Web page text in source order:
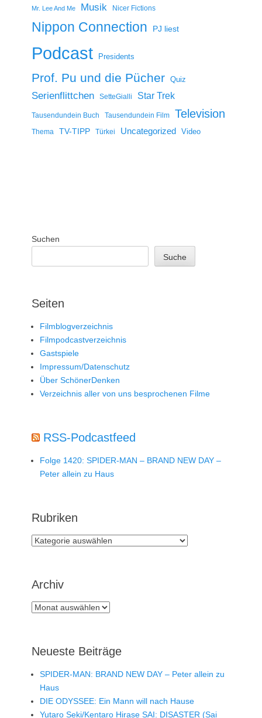
Mr. Lee And Me Musik Nicer Fictions
Nippon Connection PJ liest
Podcast Presidents
Prof. Pu und die Pücher Quiz
Serienflittchen SetteGialli Star Trek
Tausendundein Buch Tausendundein Film Television
Thema TV-TIPP Türkei Uncategorized Video
Suchen
Suche
Seiten
Filmblogverzeichnis
Filmpodcastverzeichnis
Gastspiele
Impressum/Datenschutz
Über SchönerDenken
Verzeichnis aller von uns besprochenen Filme
RSS-Podcastfeed
Folge 1420: SPIDER-MAN – BRAND NEW DAY –
Peter allein zu Haus
Rubriken
Rubriken
Archiv
Archiv
Neueste Beiträge
SPIDER-MAN: BRAND NEW DAY – Peter allein zu
Haus
DIE ODYSSEE: Ein Mann will nach Hause
Yutaro Seki/Kentaro Hirase SAI: DISASTER (Sai